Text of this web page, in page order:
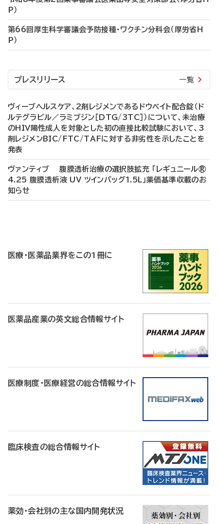
P）
第66回厚生科学審議会予防接種・ワクチン分科会（厚労省H
P）
プレスリリース 一覧
ヴィーブヘルスケア、2剤レジメンであるドウベイト配合錠（ド
ルテグラビル／ラミブジン［DTG/3TC］）について、未治療
のHIV陽性成人を対象とした初の直接比較試験において、3
剤レジメンBIC/FTC/TAFに対する非劣性を示したことを
発表
ヴァンティブ 腹膜透析治療の選択肢拡充 「レギュニール®
4.25 腹膜透析液 UV ツインバッグ1.5L」薬価基準収載のお
知らせ
医療・医薬品業界をこの1冊に
医薬品産業の英文総合情報サイト
医療制度・医療経営の総合情報サイト
臨床検査の総合情報サイト
薬効・会社別の主な国内開発状況